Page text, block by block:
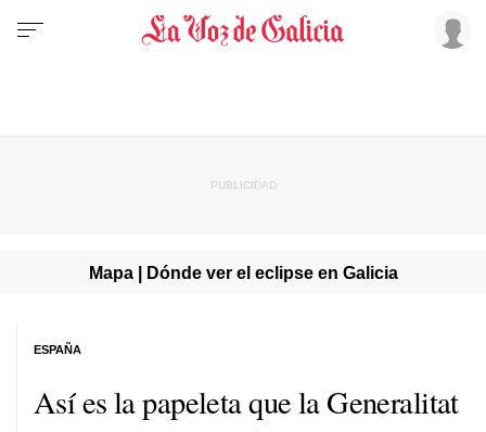
Mapa | Dónde ver el eclipse en Galicia
Así es la papeleta que la Generalitat
ESPAÑA